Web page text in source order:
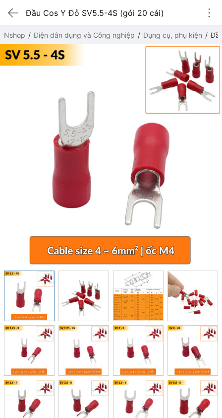
Đầu Cos Y Đỏ SV5.5-4S (gói 20 cái)
Nshop Điện dân dụng và Công nghiệp Dụng cụ, phụ kiện